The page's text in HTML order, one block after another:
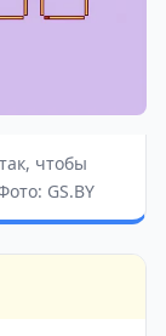
чтобы
GS.BY